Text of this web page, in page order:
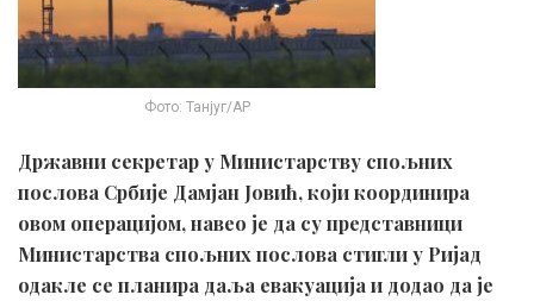
Фото: Танјуг/АР
Државни секретар у Министарству спољних
послова Србије Дамјан Јовић, који координира
овом операцијом, навео је да су представници
Министарства спољних послова стигли у Ријад
одакле се планира даља евакуација и додао да је